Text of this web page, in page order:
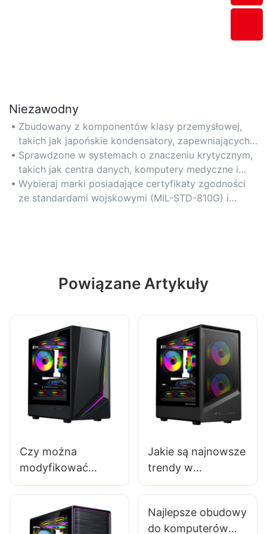
Niezawodny
Zbudowany z komponentów klasy przemysłowej,
takich jak japońskie kondensatory, zapewniających
MTBF (średni czas między awariami) na poziomie
ponad 100 000 godzin.
Sprawdzone w systemach o znaczeniu krytycznym,
takich jak centra danych, komputery medyczne i
platformy do wydobywania kryptowalut.
Wybieraj marki posiadające certyfikaty zgodności
ze standardami wojskowymi (MIL-STD-810G) i
Powiązane Artykuły
Czy można
modyfikować
wewnętrzną
komputera
Jakie są najnowsze
trendy w
projektowaniu
komputerowych?
Najlepsze obudowy
do komputerów